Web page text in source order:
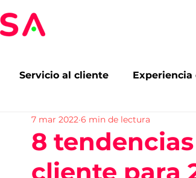
Servicio al cliente
Segmentación Benchmarking
Tendencias Estudios de mercado
8
cliente para
7 mar 2022 6 min de lectura